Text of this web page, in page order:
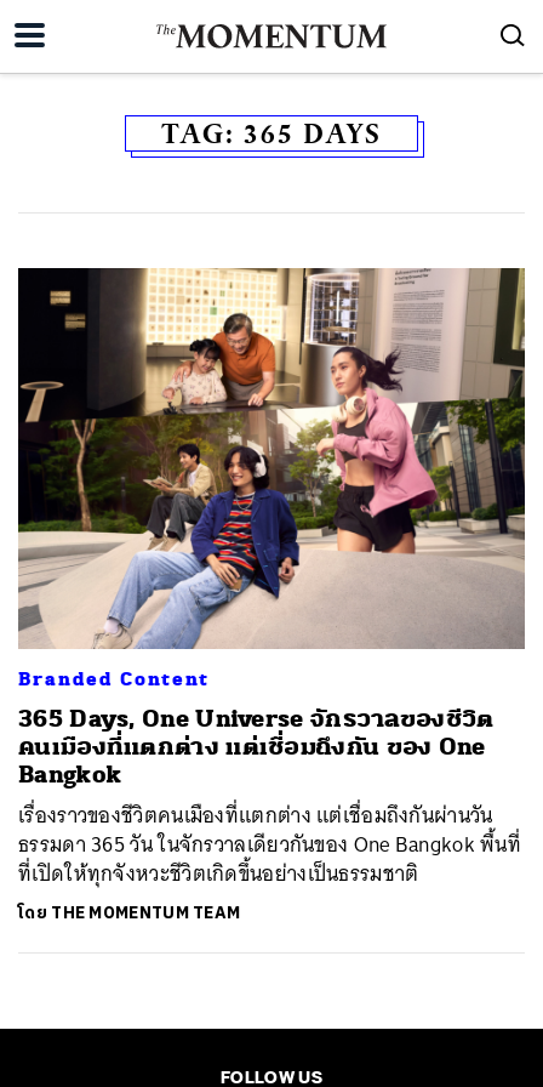
TAG: 365 DAYS
Branded Content
365 Days, One Universe จักรวาลของชีวิต
คนเมืองที่แตกต่าง แต่เชื่อมถึงกัน ของ One
Bangkok
เรื่องราวของชีวิตคนเมืองที่แตกต่าง แต่เชื่อมถึงกันผ่านวัน
ธรรมดา 365 วัน ในจักรวาลเดียวกันของ One Bangkok พื้นที่
ที่เปิดให้ทุกจังหวะชีวิตเกิดขึ้นอย่างเป็นธรรมชาติ
โดย THE MOMENTUM TEAM
FOLLOW US
ค้นหา
SHARE TWEET LINE